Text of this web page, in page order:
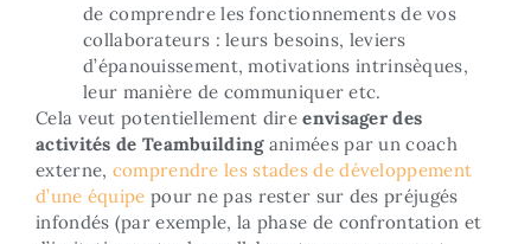
de comprendre les fonctionnements de vos
collaborateurs : leurs besoins, leviers
d’épanouissement, motivations intrinsèques,
leur manière de communiquer etc.
Cela veut potentiellement direenvisager des
activités de Teambuildinganimées par un coach
externe, comprendre les stades de développement
d’une équipe pour ne pas rester sur des préjugés
infondés (par exemple, la phase de confrontation et